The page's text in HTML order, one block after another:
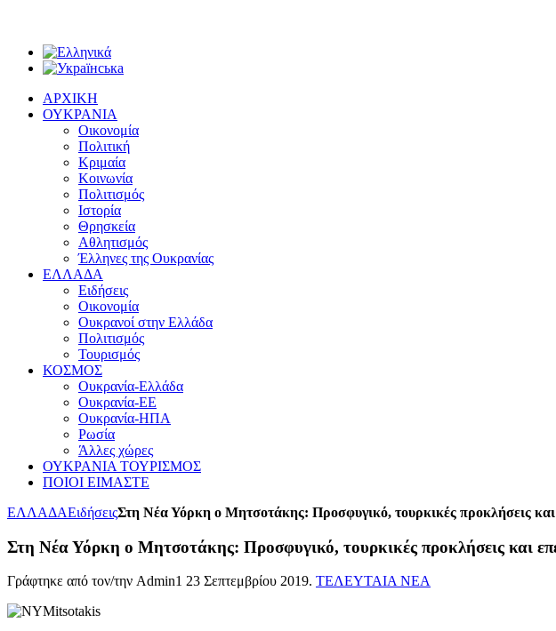
ΑΡΧΙΚΗ
ΟΥΚΡΑΝΙΑ
Οικονομία
Πολιτική
Κριμαία
Κοινωνία
Πολιτισμός
Ιστορία
Θρησκεία
Αθλητισμός
Έλληνες της Ουκρανίας
ΕΛΛΑΔΑ
Ειδήσεις
Οικονομία
Ουκρανοί στην Ελλάδα
Πολιτισμός
Τουρισμός
ΚΟΣΜΟΣ
Ουκρανία-Ελλάδα
Ουκρανία-ΕΕ
Ουκρανία-ΗΠΑ
Ρωσία
Άλλες χώρες
ΟΥΚΡΑΝΙΑ ΤΟΥΡΙΣΜΟΣ
ΠΟΙΟΙ ΕΙΜΑΣΤΕ
ΕΛΛΑΔΑΕιδήσειςΣτη Νέα Υόρκη ο Μητσοτάκης: Προσφυγικό, τουρκικές προκλήσεις και
Στη Νέα Υόρκη ο Μητσοτάκης: Προσφυγικό, τουρκικές προκλήσεις και
Γράφτηκε από τον/την Admin1 23 Σεπτεμβρίου 2019. ΤΕΛΕΥΤΑΙΑ ΝΕΑ